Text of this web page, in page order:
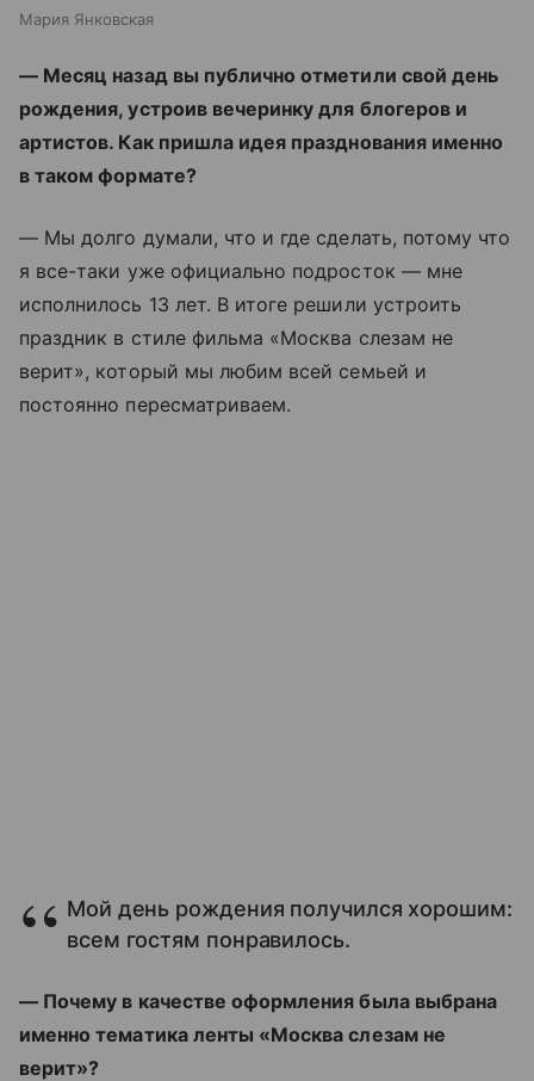
Мария Янковская
— Месяц назад вы публично отметили свой день
рождения, устроив вечеринку для блогеров и
артистов. Как пришла идея празднования именно
в таком формате?
— Мы долго думали, что и где сделать, потому что
я все-таки уже официально подросток — мне
исполнилось 13 лет. В итоге решили устроить
праздник в стиле фильма «Москва слезам не
верит», который мы любим всей семьей и
постоянно пересматриваем.
Мой день рождения получился хорошим:
всем гостям понравилось.
— Почему в качестве оформления была выбрана
именно тематика ленты «Москва слезам не
верит»?